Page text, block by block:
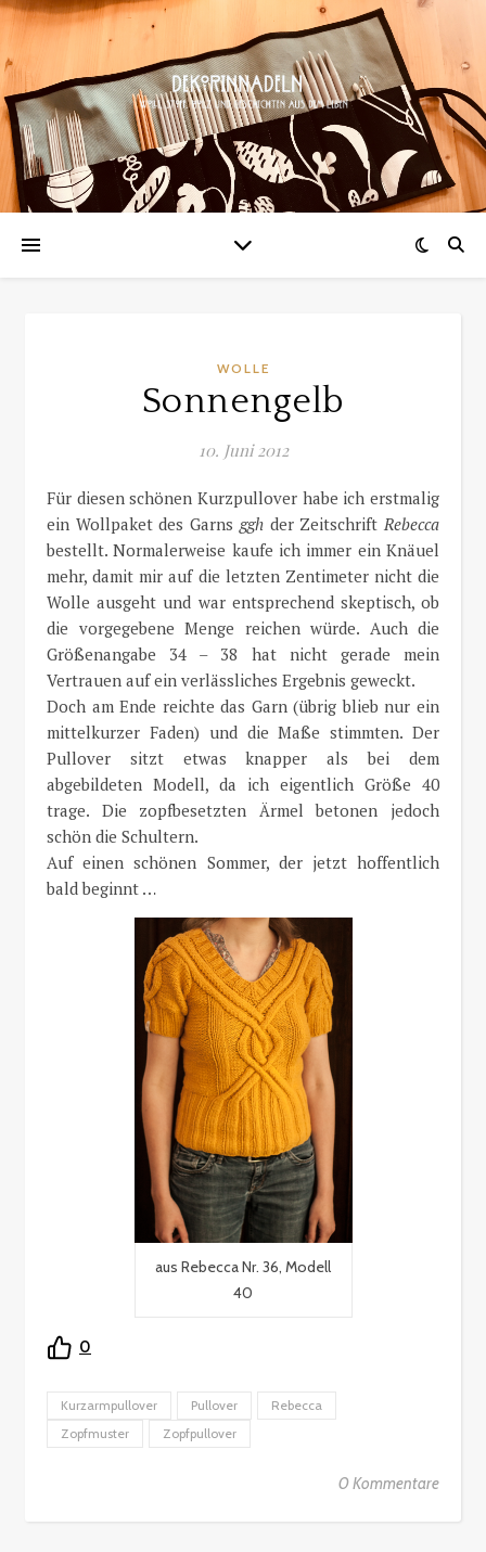
WOLLE
Sonnengelb
10. Juni 2012
Für diesen schönen Kurzpullover habe ich erstmalig
ein Wollpaket des Garnsgghder ZeitschriftRebecca
bestellt. Normalerweise kaufe ich immer ein Knäuel
mehr, damit mir auf die letzten Zentimeter nicht die
Wolle ausgeht und war entsprechend skeptisch, ob
die vorgegebene Menge reichen würde. Auch die
Größenangabe 34 – 38 hat nicht gerade mein
Vertrauen auf ein verlässliches Ergebnis geweckt.
Doch am Ende reichte das Garn (übrig blieb nur ein
mittelkurzer Faden) und die Maße stimmten. Der
Pullover sitzt etwas knapper als bei dem
abgebildeten Modell, da ich eigentlich Größe 40
trage. Die zopfbesetzten Ärmel betonen jedoch
schön die Schultern.
Auf einen schönen Sommer, der jetzt hoffentlich
bald beginnt …
aus Rebecca Nr. 36, Modell
40
0
Kurzarmpullover Pullover
Rebecca
Zopfmuster
Zopfpullover
0 Kommentare